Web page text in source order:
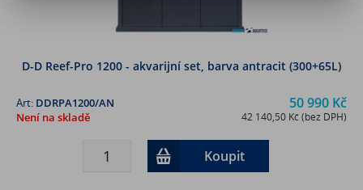
D-D Reef-Pro 1200 - akvarijní set, barva antracit (300+65L)
50 990 Kč
42 140,50 Kč (bez DPH)
Art: DDRPA1200/AN
Není na skladě
Koupit